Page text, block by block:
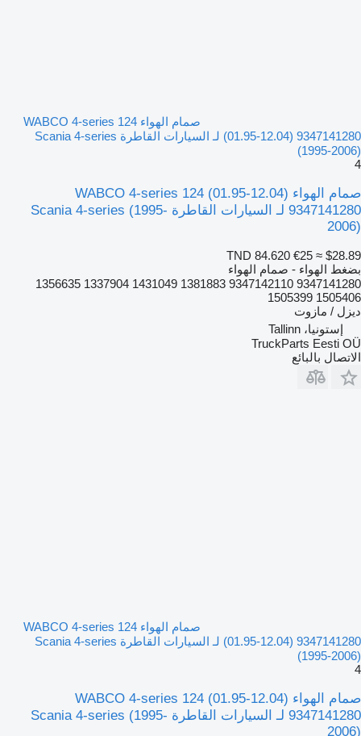
صمام الهواء WABCO 4-series 124
(01.95-12.04) 9347141280 لـ السيارات القاطرة Scania 4-series
(1995-2006)
4
صمام الهواء WABCO 4-series 124 (01.95-12.04)
9347141280 لـ السيارات القاطرة Scania 4-series (1995-
2006)
TND 84.620 €25 ≈ $28.89
بضغط الهواء - صمام الهواء
9347141280 9347142110 1381883 1431049 1337904 1356635
1505406 1505399
ديزل / مازوت
إستونيا، Tallinn
TruckParts Eesti OÜ
الاتصال بالبائع
صمام الهواء WABCO 4-series 124
(01.95-12.04) 9347141280 لـ السيارات القاطرة Scania 4-series
(1995-2006)
4
صمام الهواء WABCO 4-series 124 (01.95-12.04)
9347141280 لـ السيارات القاطرة Scania 4-series (1995-
2006)